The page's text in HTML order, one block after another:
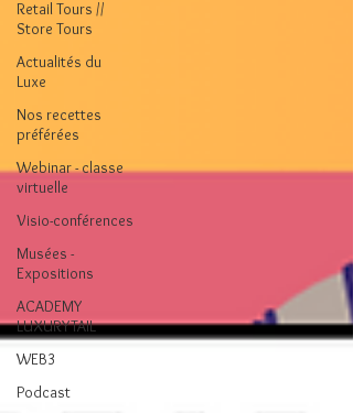
Retail Tours //
Store Tours
Actualités du
Luxe
Nos recettes
préférées
Webinar - classe
virtuelle
Visio-conférences
Musées -
Expositions
ACADEMY
LUXURYTAIL
WEB3
Podcast